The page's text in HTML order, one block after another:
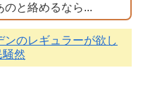
のと絡めるなら...
ンのレギュラーが欲し
騒然